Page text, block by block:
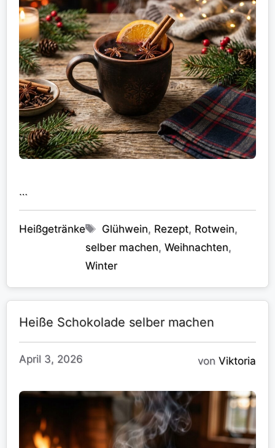
…
Kategorien
Heißgetränke Schlagwörter
Glühwein, Rezept, Rotwein,
selber machen, Weihnachten,
Winter
Heiße Schokolade selber machen
April 3, 2026 von Viktoria